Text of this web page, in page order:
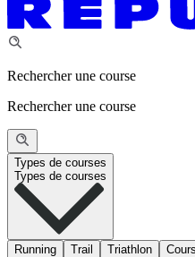
Rechercher une course
Rechercher une course
Types de courses
Types de courses
Running Trail Triathlon